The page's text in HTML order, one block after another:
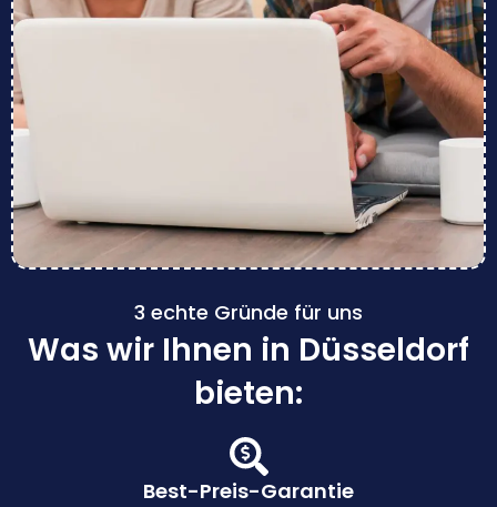
3 echte Gründe für uns
Was wir Ihnen in Düsseldorf
bieten:
Best-Preis-Garantie